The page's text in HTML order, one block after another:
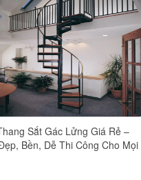
Sắt Gác Lửng Giá Rẻ –
Bền, Dễ Thi Công Cho Mọi